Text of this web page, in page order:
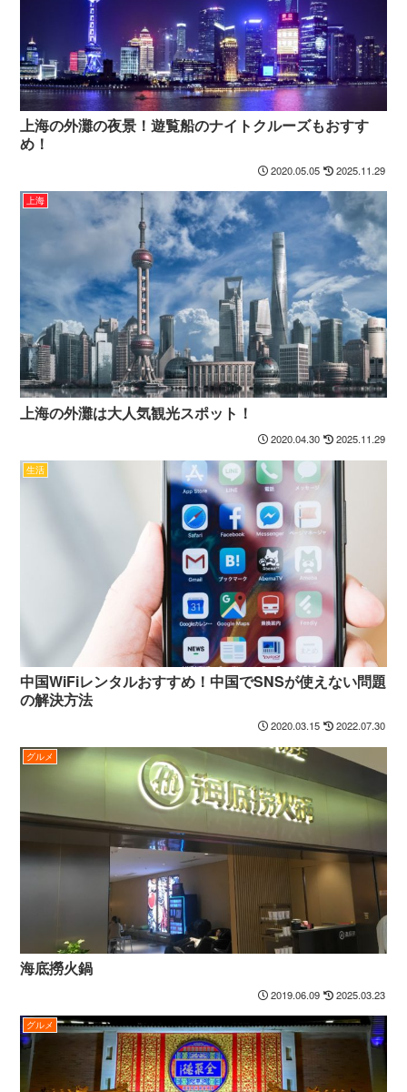
上海の外灘の夜景！遊覧船のナイトクルーズもおすす
め！
2020.05.05 2025.11.29
上海
上海の外灘は大人気観光スポット！
2020.04.30 2025.11.29
生活
中国WiFiレンタルおすすめ！中国でSNSが使えない問題
の解決方法
2020.03.15 2022.07.30
グルメ
海底撈火鍋
2019.06.09 2025.03.23
グルメ